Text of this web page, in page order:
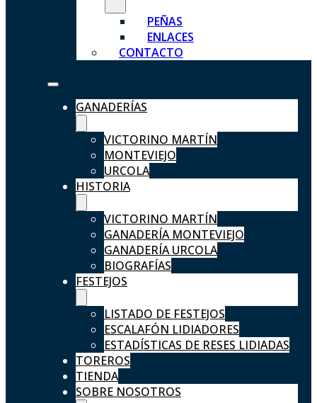
PEÑAS
ENLACES
CONTACTO
GANADERÍAS
VICTORINO MARTÍN
MONTEVIEJO
URCOLA
HISTORIA
VICTORINO MARTÍN
GANADERÍA MONTEVIEJO
GANADERÍA URCOLA
BIOGRAFÍAS
FESTEJOS
LISTADO DE FESTEJOS
ESCALAFÓN LIDIADORES
ESTADÍSTICAS DE RESES LIDIADAS
TOREROS
TIENDA
SOBRE NOSOTROS